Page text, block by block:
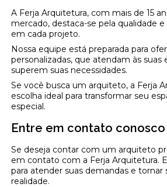
A Ferja Arquitetura, com mais de 15
mercado, destaca-se pela qualidade
em cada projeto.
Nossa equipe está preparada para
personalizadas, que atendam às suas
superem suas necessidades.
Se você busca um arquiteto, a Ferja
escolha ideal para transformar seu
especial.
Entre em contato conosco
Se deseja contar com um arquiteto
em contato com a Ferja Arquitetura.
para atender suas demandas e
realidade.